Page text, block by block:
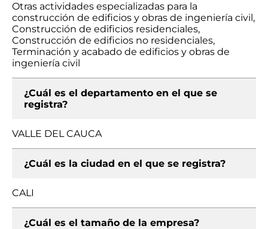
Otras actividades especializadas para la
construcción de edificios y obras de ingeniería civil,
Construcción de edificios residenciales,
Construcción de edificios no residenciales,
Terminación y acabado de edificios y obras de
ingeniería civil
¿Cuál es el departamento en el que se
registra?
VALLE DEL CAUCA
¿Cuál es la ciudad en el que se registra?
CALI
¿Cuál es el tamaño de la empresa?